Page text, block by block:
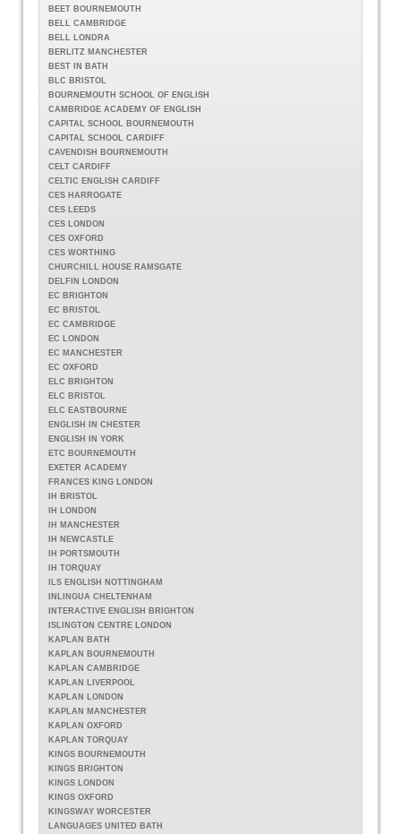
BEET BOURNEMOUTH
BELL CAMBRIDGE
BELL LONDRA
BERLITZ MANCHESTER
BEST IN BATH
BLC BRISTOL
BOURNEMOUTH SCHOOL OF ENGLISH
CAMBRIDGE ACADEMY OF ENGLISH
CAPITAL SCHOOL BOURNEMOUTH
CAPITAL SCHOOL CARDIFF
CAVENDISH BOURNEMOUTH
CELT CARDIFF
CELTIC ENGLISH CARDIFF
CES HARROGATE
CES LEEDS
CES LONDON
CES OXFORD
CES WORTHING
CHURCHILL HOUSE RAMSGATE
DELFIN LONDON
EC BRIGHTON
EC BRISTOL
EC CAMBRIDGE
EC LONDON
EC MANCHESTER
EC OXFORD
ELC BRIGHTON
ELC BRISTOL
ELC EASTBOURNE
ENGLISH IN CHESTER
ENGLISH IN YORK
ETC BOURNEMOUTH
EXETER ACADEMY
FRANCES KING LONDON
IH BRISTOL
IH LONDON
IH MANCHESTER
IH NEWCASTLE
IH PORTSMOUTH
IH TORQUAY
ILS ENGLISH NOTTINGHAM
INLINGUA CHELTENHAM
INTERACTIVE ENGLISH BRIGHTON
ISLINGTON CENTRE LONDON
KAPLAN BATH
KAPLAN BOURNEMOUTH
KAPLAN CAMBRIDGE
KAPLAN LIVERPOOL
KAPLAN LONDON
KAPLAN MANCHESTER
KAPLAN OXFORD
KAPLAN TORQUAY
KINGS BOURNEMOUTH
KINGS BRIGHTON
KINGS LONDON
KINGS OXFORD
KINGSWAY WORCESTER
LANGUAGES UNITED BATH